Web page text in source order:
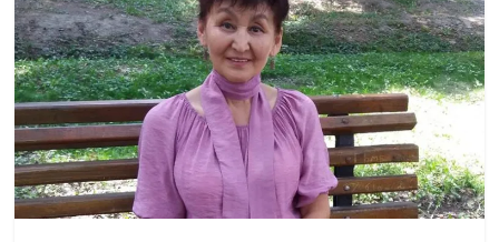
маданияты
жана
адабияты